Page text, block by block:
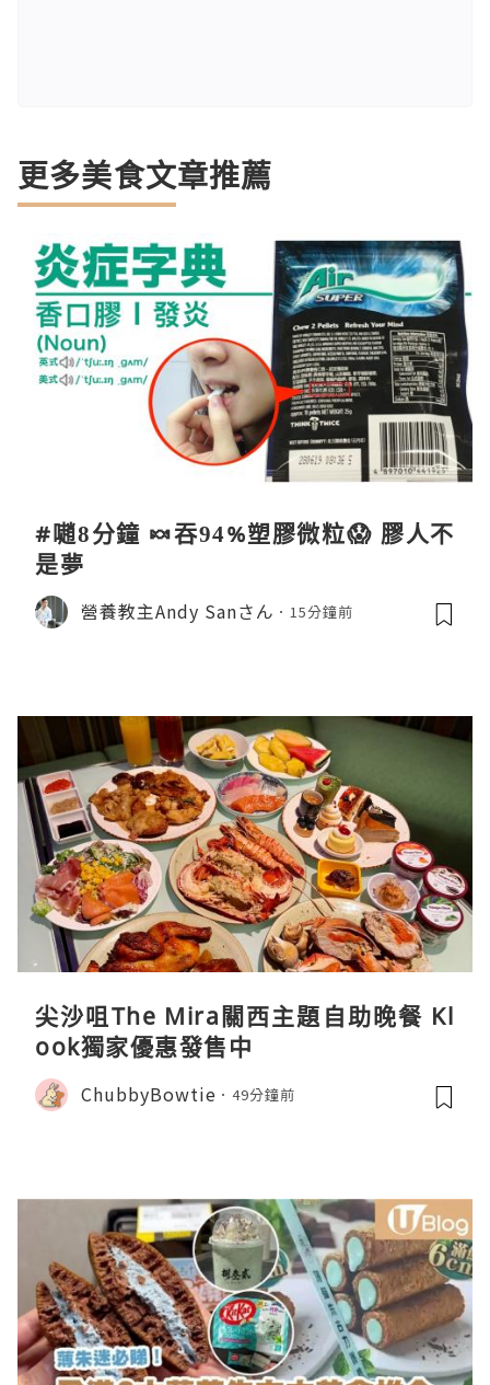
更多美食文章推薦
#𡁻8分鐘 🍬吞94%塑膠微粒😱 膠人不
是夢
營養教主Andy Sanさん 15分鐘前
尖沙咀The Mira關西主題自助晚餐 Kl
ook獨家優惠發售中
ChubbyBowtie 49分鐘前